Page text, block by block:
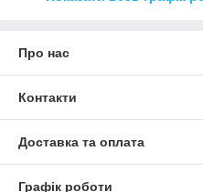
Про нас
Контакти
Доставка та оплата
Графік роботи